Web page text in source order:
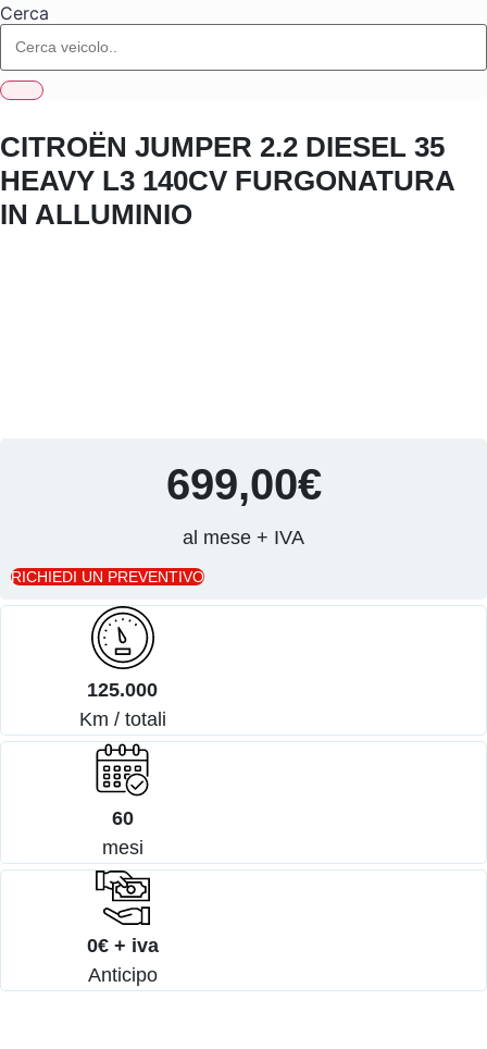
Cerca
CITROËN JUMPER 2.2 DIESEL 35
HEAVY L3 140CV FURGONATURA
IN ALLUMINIO
699,00€
al mese + IVA
RICHIEDI UN PREVENTIVO
125.000
Km / totali
60
mesi
0€ + iva
Anticipo